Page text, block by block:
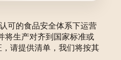
可的食品安全体系下运营
将生产对齐到国家标准或
请提供清单，我们将按其